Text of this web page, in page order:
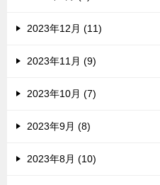
2023年12月 (11)
2023年11月 (9)
2023年10月 (7)
2023年9月 (8)
2023年8月 (10)